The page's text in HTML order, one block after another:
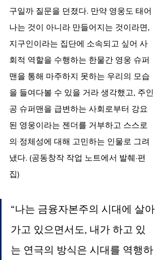
구일까 질문을 던졌다. 만약 영웅도 태어
나는 것이 아니라 만들어지는 것이라면,
지구인이라는 집단에 소속되고 싶어 사
회적 역할을 수행하는 한물간 영웅 슈퍼
맨을 통해 마주하지 못하는 우리의 모습
을 들여다볼 수 있을 거라 생각했고, 주인
공 슈퍼맨을 급변하는 사회로부터 강요
된 영웅이라는 젠더를 거부하고 스스로
의 정체성에 대해 고민하는 인물로 그려
냈다. (공동창작 작업 노트에서 발췌·편
집)
“나는 금융자본주의 시대에 살아
가고 있으면서도, 내가 하고 있
는 연극의 방식은 시대를 역행하